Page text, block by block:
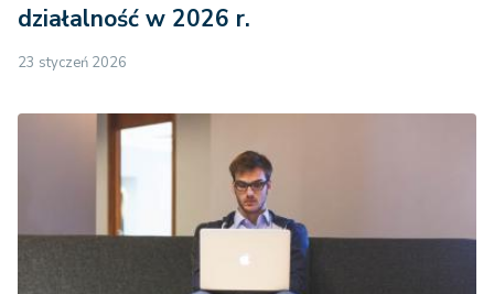
działalność w 2026 r.
23 styczeń 2026